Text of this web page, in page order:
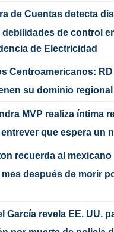
de Cuentas detecta
de control
de Electricidad
Centroamericanos:
su dominio regional
MVP realiza íntima
que espera un
recuerda al
después de morir
García revela EE. UU.